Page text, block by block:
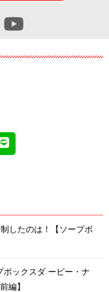
したのは！【ソープボ
ックスダ ービー・ナ
編】